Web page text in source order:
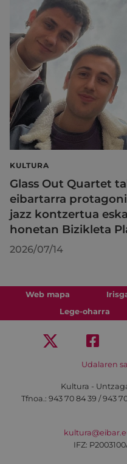
KULTURA
Glass Out Quartet
eibartarra
jazz kontzertua
honetan Bizikleta
2026/07/14
Web mapa
Lege-oharra
Udalaren
Kultura -
Tfnoa.: 943 70 84 39 / 943
IFZ: